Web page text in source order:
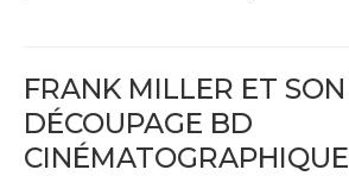
FRANK MILLER ET SON
DÉCOUPAGE BD
CINÉMATOGRAPHIQUE